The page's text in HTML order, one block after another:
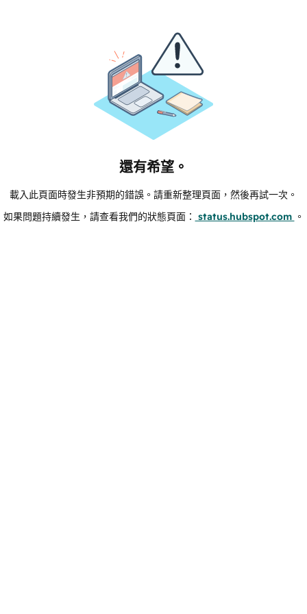
還有希望。
載入此頁面時發生非預期的錯誤。請重新整理頁面，然後再試一次。
如果問題持續發生，請查看我們的狀態頁面： status.hubspot.com 。